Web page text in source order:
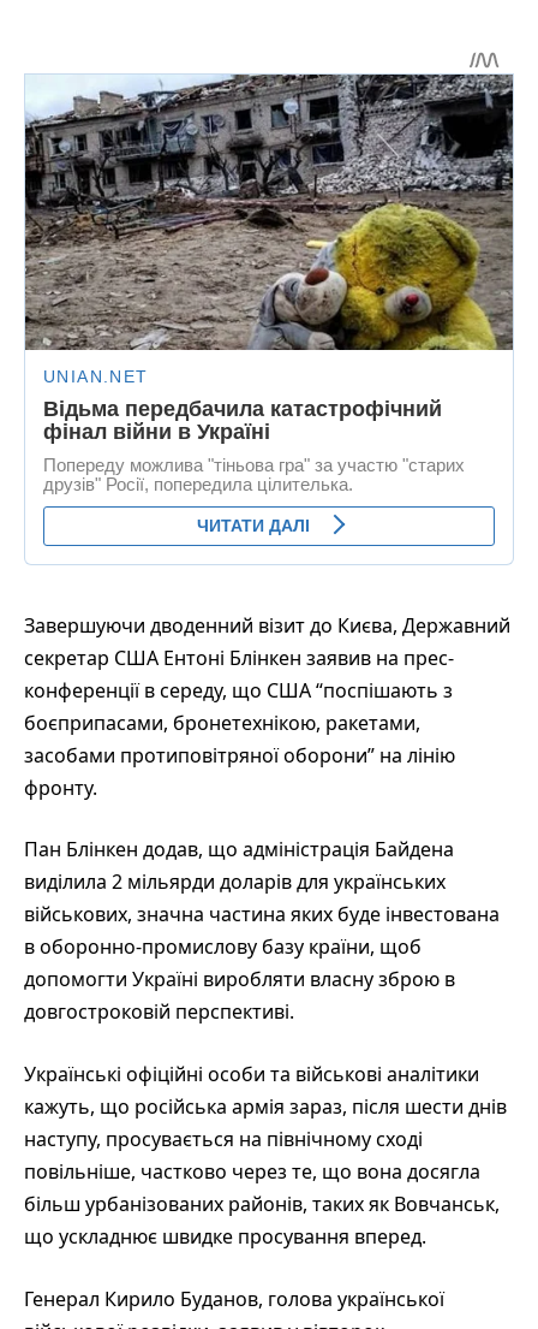
Завершуючи дводенний візит до Києва, Державний
секретар США Ентоні Блінкен заявив на прес-
конференції в середу, що США “поспішають з
боєприпасами, бронетехнікою, ракетами,
засобами протиповітряної оборони” на лінію
фронту.
Пан Блінкен додав, що адміністрація Байдена
виділила 2 мільярди доларів для українських
військових, значна частина яких буде інвестована
в оборонно-промислову базу країни, щоб
допомогти Україні виробляти власну зброю в
довгостроковій перспективі.
Українські офіційні особи та військові аналітики
кажуть, що російська армія зараз, після шести днів
наступу, просувається на північному сході
повільніше, частково через те, що вона досягла
більш урбанізованих районів, таких як Вовчанськ,
що ускладнює швидке просування вперед.
Генерал Кирило Буданов, голова української